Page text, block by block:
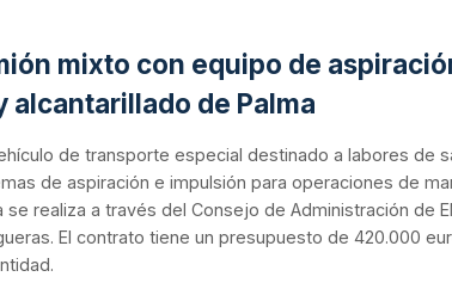
mixto con equipo de
alcantarillado de Palma
de transporte especial destinado a labores de
de aspiración e impulsión para operaciones de
realiza a través del Consejo de Administración de
El contrato tiene un presupuesto de 420.000